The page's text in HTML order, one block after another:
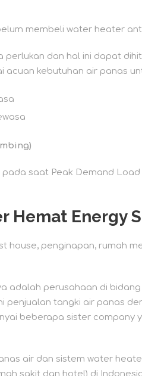
membeli water heater
dan hal ini dapat
kebutuhan air panas
saat Peak Demand Load
Hemat Energy
house, penginapan, rumah
adalah perusahaan di
penjualan tangki air panas
beberapa sister company
air dan sistem water
sakit dan hotel) di